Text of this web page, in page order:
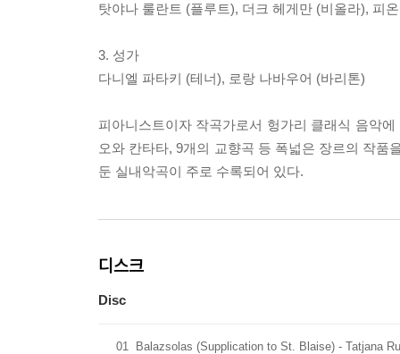
탓야나 룰란트 (플루트), 더크 헤게만 (비올라), 피
3. 성가
다니엘 파타키 (테너), 로랑 나바우어 (바리톤)
피아니스트이자 작곡가로서 헝가리 클래식 음악
오와 칸타타, 9개의 교향곡 등 폭넓은 장르의 작
둔 실내악곡이 주로 수록되어 있다.
디스크
Disc
01 Balazsolas (Supplication to St. Blaise) - Tatjana